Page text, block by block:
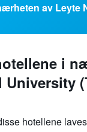
av Leyte
i
University
hotellene